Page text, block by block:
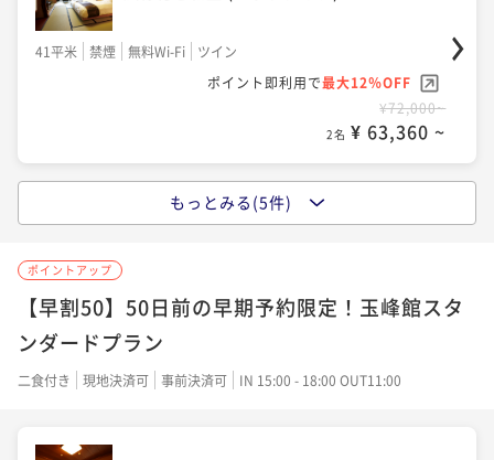
41平米 禁煙 無料Wi-Fi
ツイン
ポイント即利用で最大12％OFF
¥72,000~
2名 ¥ 63,360 ~
41平米 禁煙 無料Wi-Fi
和室
2名 ¥ 63,360 ~
もっとみる(5件)
ポイントアップ
【早割50】50日前の早期予約限定！玉峰館スタ
ンダードプラン
二食付き 現地決済可 事前決済可 IN 15:00 - 18:00 OUT11:00